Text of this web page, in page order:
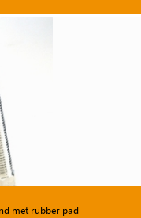
met rubber pad